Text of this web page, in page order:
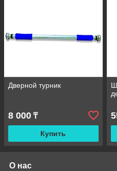
Дверной турник
8 000 ₸
Купить
О нас